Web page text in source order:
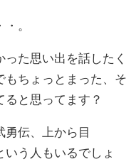
。
た思い出を話したく
もちょっとまった、そ
と思ってます？
勇伝、上から目
う人もいるでしょ